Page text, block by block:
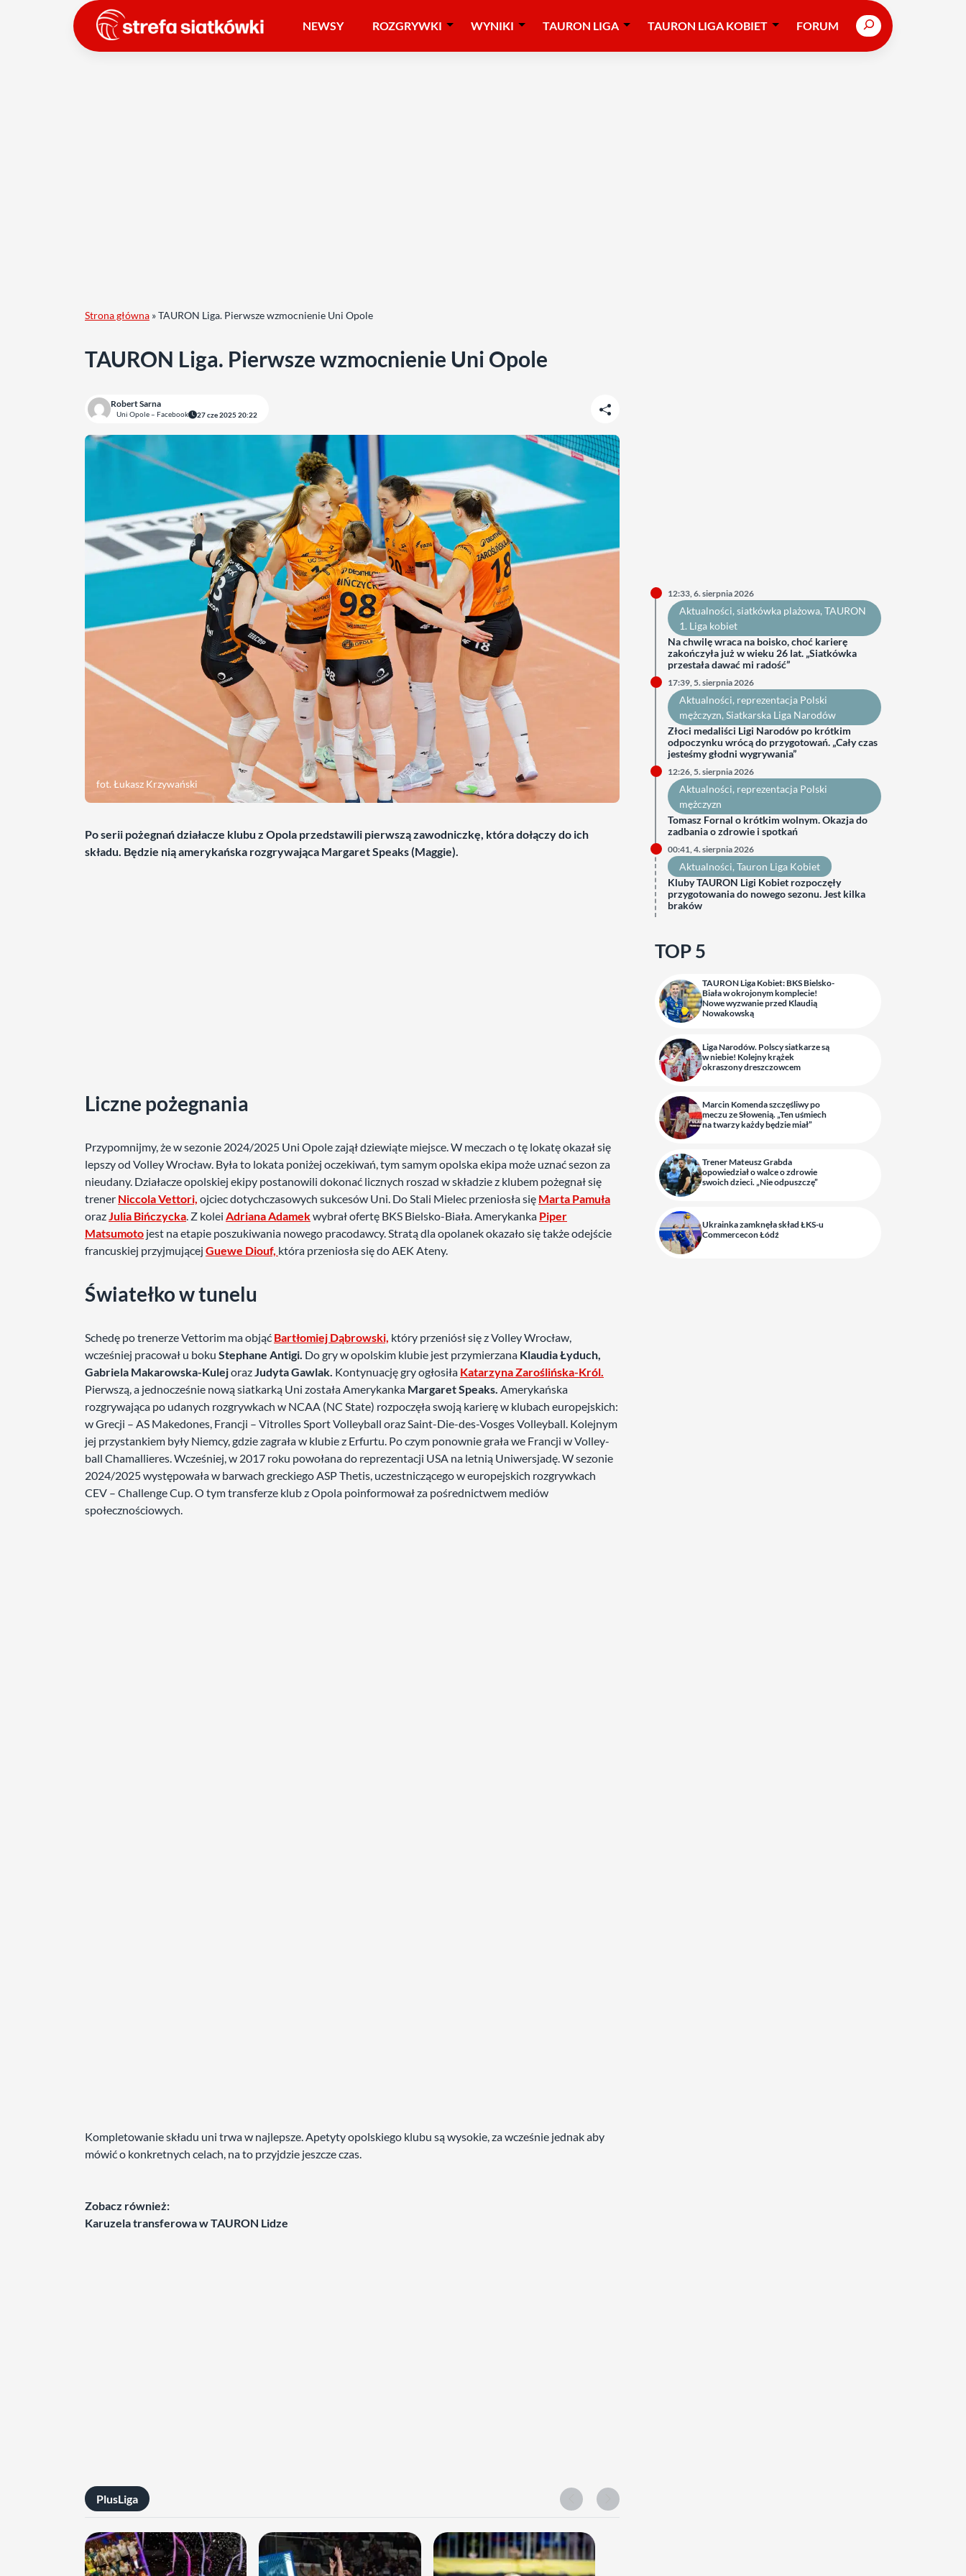
NEWSY ROZGRYWKI WYNIKI TAURON LIGA TAURON LIGA KOBIET FORUM Search
Strona główna »TAURON Liga. Pierwsze wzmocnienie Uni Opole
TAURON Liga. Pierwsze wzmocnienie Uni Opole
Robert Sarna
Uni Opole – Facebook 27 cze 2025 20:22
fot. Łukasz Krzywański
Po serii pożegnań działacze klubu z Opola przedstawili pierwszą zawodniczkę, która dołączy do ich
składu. Będzie nią amerykańska rozgrywająca Margaret Speaks (Maggie).
Liczne pożegnania
Przypomnijmy, że w sezonie 2024/2025 Uni Opole zajął dziewiąte miejsce. W meczach o tę lokatę okazał się
lepszy od Volley Wrocław. Była to lokata poniżej oczekiwań, tym samym opolska ekipa może uznać sezon za
nieudany. Działacze opolskiej ekipy postanowili dokonać licznych roszad w składzie z klubem pożegnał się
trener Niccola Vettori, ojciec dotychczasowych sukcesów Uni. Do Stali Mielec przeniosła się Marta Pamuła
orazJulia Bińczycka. Z kolei Adriana Adamekwybrał ofertę BKS Bielsko-Biała. Amerykanka Piper
Matsumoto jest na etapie poszukiwania nowego pracodawcy. Stratą dla opolanek okazało się także odejście
francuskiej przyjmującej Guewe Diouf, która przeniosła się do AEK Ateny.
Światełko w tunelu
Schedę po trenerze Vettorim ma objąć Bartłomiej Dąbrowski, który przeniósł się z Volley Wrocław,
wcześniej pracował u boku Stephane Antigi. Do gry w opolskim klubie jest przymierzana Klaudia Łyduch,
Gabriela Makarowska-KulejorazJudyta Gawlak. Kontynuację gry ogłosiła Katarzyna Zaroślińska-Król.
Pierwszą, a jednocześnie nową siatkarką Uni została Amerykanka Margaret Speaks. Amerykańska
rozgrywająca po udanych rozgrywkach w NCAA (NC State) rozpoczęła swoją karierę w klubach europejskich:
w Grecji – AS Makedones, Francji – Vitrolles Sport Volleyball oraz Saint-Die-des-Vosges Volleyball. Kolejnym
jej przystankiem były Niemcy, gdzie zagrała w klubie z Erfurtu. Po czym ponownie grała we Francji w Volley-
ball Chamallieres. Wcześniej, w 2017 roku powołana do reprezentacji USA na letnią Uniwersjadę. W sezonie
2024/2025 występowała w barwach greckiego ASP Thetis, uczestniczącego w europejskich rozgrywkach
CEV – Challenge Cup. O tym transferze klub z Opola poinformował za pośrednictwem mediów
społecznościowych.
Kompletowanie składu uni trwa w najlepsze. Apetyty opolskiego klubu są wysokie, za wcześnie jednak aby
mówić o konkretnych celach, na to przyjdzie jeszcze czas.
Zobacz również:
Karuzela transferowa w TAURON Lidze
PlusLiga
12:33, 6. sierpnia 2026
Aktualności, siatkówka plażowa, TAURON
1. Liga kobiet
Na chwilę wraca na boisko, choć karierę
zakończyła już w wieku 26 lat. „Siatkówka
przestała dawać mi radość”
17:39, 5. sierpnia 2026
Aktualności, reprezentacja Polski
mężczyzn, Siatkarska Liga Narodów
Złoci medaliści Ligi Narodów po krótkim
odpoczynku wrócą do przygotowań. „Cały czas
jesteśmy głodni wygrywania”
12:26, 5. sierpnia 2026
Aktualności, reprezentacja Polski
mężczyzn
Tomasz Fornal o krótkim wolnym. Okazja do
zadbania o zdrowie i spotkań
00:41, 4. sierpnia 2026
Aktualności, Tauron Liga Kobiet
Kluby TAURON Ligi Kobiet rozpoczęły
przygotowania do nowego sezonu. Jest kilka
braków
TOP 5
TAURON Liga Kobiet: BKS Bielsko-
Biała w okrojonym komplecie!
Nowe wyzwanie przed Klaudią
Nowakowską
Liga Narodów. Polscy siatkarze są
w niebie! Kolejny krążek
okraszony dreszczowcem
Marcin Komenda szczęśliwy po
meczu ze Słowenią. „Ten uśmiech
na twarzy każdy będzie miał”
Trener Mateusz Grabda
opowiedział o walce o zdrowie
swoich dzieci. „Nie odpuszczę”
Ukrainka zamknęła skład ŁKS-u
Commercecon Łódź